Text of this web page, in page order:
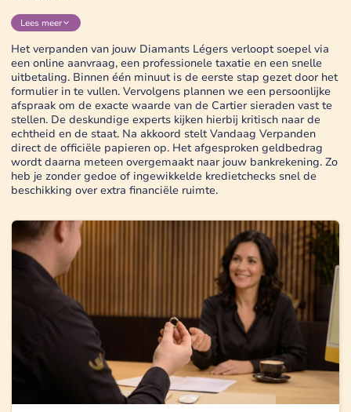
Lees meer
Het verpanden van jouw Diamants Légers verloopt soepel via
een online aanvraag, een professionele taxatie en een snelle
uitbetaling. Binnen één minuut is de eerste stap gezet door het
formulier in te vullen. Vervolgens plannen we een persoonlijke
afspraak om de exacte waarde van de Cartier sieraden vast te
stellen. De deskundige experts kijken hierbij kritisch naar de
echtheid en de staat. Na akkoord stelt Vandaag Verpanden
direct de officiële papieren op. Het afgesproken geldbedrag
wordt daarna meteen overgemaakt naar jouw bankrekening. Zo
heb je zonder gedoe of ingewikkelde kredietchecks snel de
beschikking over extra financiële ruimte.